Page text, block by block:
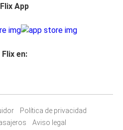
Flix App
Flix en:
Política de privacidad
Aviso legal